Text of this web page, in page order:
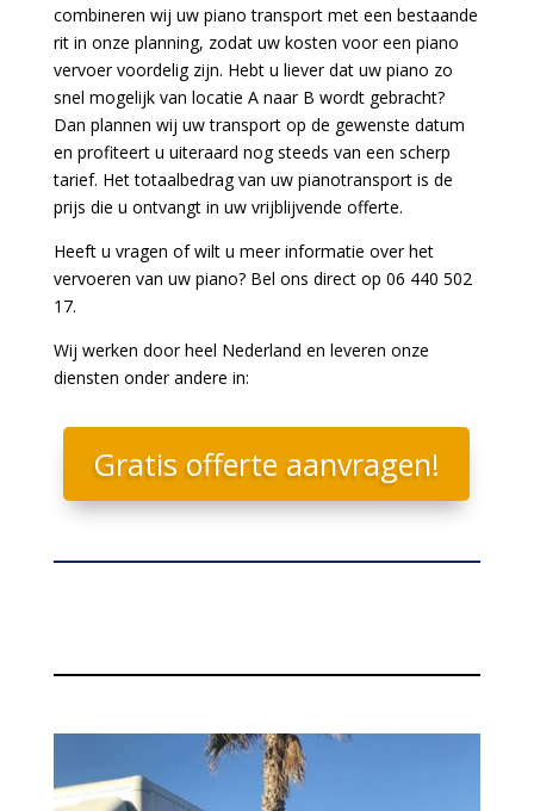
combineren wij uw piano transport met een bestaande
rit in onze planning, zodat uw kosten voor een piano
vervoer voordelig zijn. Hebt u liever dat uw piano zo
snel mogelijk van locatie A naar B wordt gebracht?
Dan plannen wij uw transport op de gewenste datum
en profiteert u uiteraard nog steeds van een scherp
tarief. Het totaalbedrag van uw pianotransport is de
prijs die u ontvangt in uw vrijblijvende offerte.
Heeft u vragen of wilt u meer informatie over het
vervoeren van uw piano? Bel ons direct op 06 440 502
17.
Wij werken door heel Nederland en leveren onze
diensten onder andere in:
Gratis offerte aanvragen!